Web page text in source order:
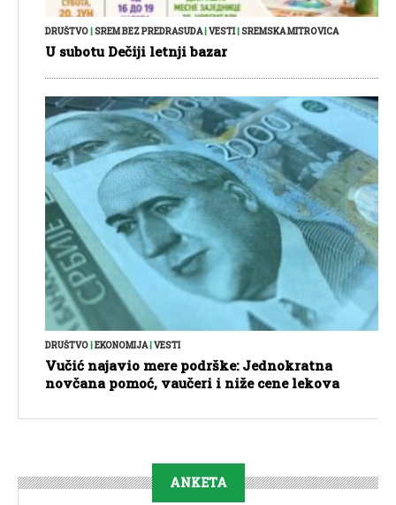
DRUŠTVO|SREM BEZ PREDRASUDA|VESTI|SREMSKA MITROVICA
U subotu Dečiji letnji bazar
DRUŠTVO EKONOMIJA| VESTI
Vučić najavio mere podrške: Jednokratna
novčana pomoć, vaučeri i niže cene lekova
ANKETA